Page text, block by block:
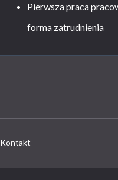
Pierwsza praca
forma zatrudnienia
Kontakt